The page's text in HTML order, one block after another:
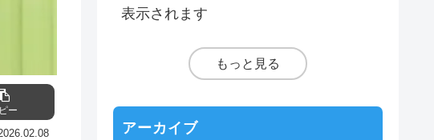
ー
表示されます
もっと見る
アーカイブ